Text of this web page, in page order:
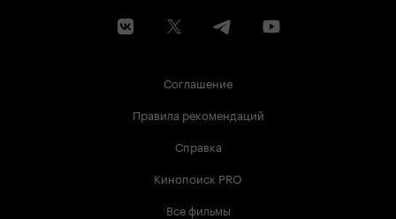
Соглашение
Правила рекомендаций
Справка
Кинопоиск PRO
Все фильмы